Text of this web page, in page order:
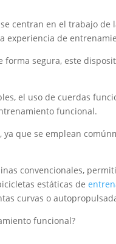
centran en el trabajo de
de
segura, este
el uso de cuerdas
funcional.
que se emplean
convencionales,
estáticas de
curvas o
funcional?